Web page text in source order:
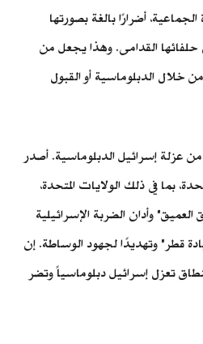
أضرارًا بالغة بصورتها
حلفائها القدامى. وهذا يجعل من
خلال الدبلوماسية أو القبول
إسرائيل الدبلوماسية. أصدر
بما في ذلك الولايات المتحدة،
وأدان الضربة الإسرائيلية
قطر" وتهديدًا لجهود الوساطة. إن
تعزل إسرائيل دبلوماسياً وتضر